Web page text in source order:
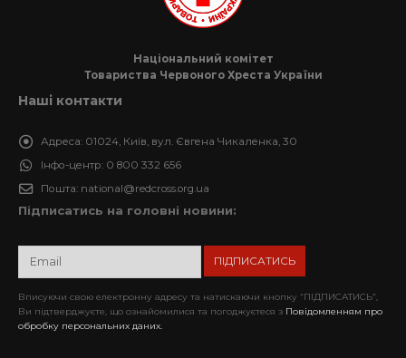
Національний комітет
Товариства Червоного Хреста України
Наші контакти
Адреса: 01024, Київ, вул. Євгена Чикаленка, 30
Інфо-центр: 0 800 332 656
Пошта: national@redcross.org.ua
Підписатись на головні новини:
Вписуючи свою електронну адресу та натискаючи кнопку “ПІДПИСАТИСЬ”,
Ви підтверджуєте, що ознайомилися та погоджуєтеся з Повідомленням про
обробку персональних даних.